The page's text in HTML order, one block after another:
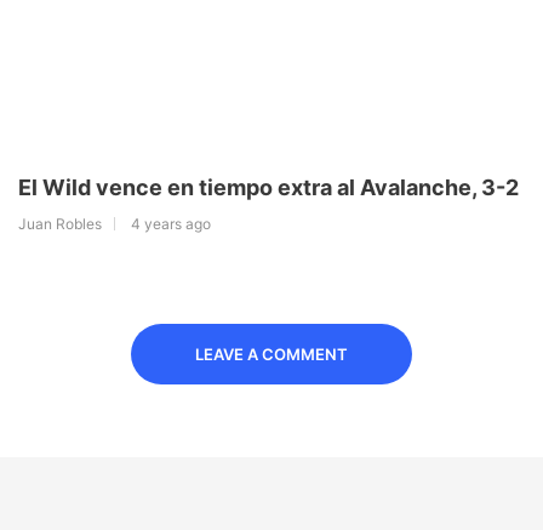
El Wild vence en tiempo extra al Avalanche, 3-2
Juan Robles 4 years ago
LEAVE A COMMENT